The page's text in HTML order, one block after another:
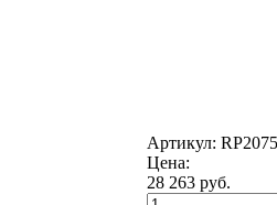
Артикул:
Цена:
28 263 руб.